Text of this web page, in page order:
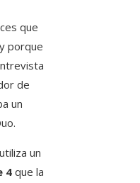
que
porque
de
un
un
4 que la